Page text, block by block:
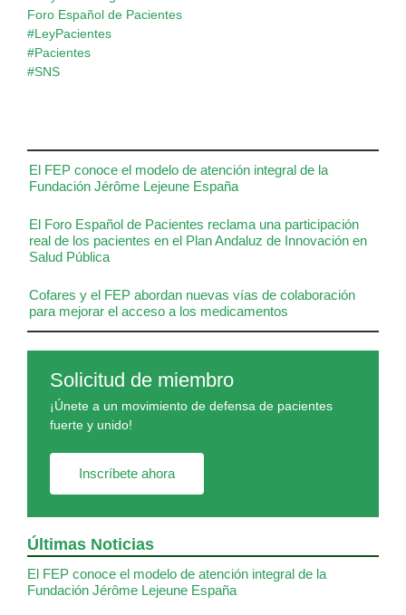
El FEP conoce el modelo de atención integral de la
Fundación Jérôme Lejeune España
El Foro Español de Pacientes reclama una participación
real de los pacientes en el Plan Andaluz de Innovación en
Salud Pública
Cofares y el FEP abordan nuevas vías de colaboración
para mejorar el acceso a los medicamentos
Solicitud de miembro
¡Únete a un movimiento de defensa de pacientes
fuerte y unido!
Inscríbete ahora
Últimas Noticias
El FEP conoce el modelo de atención integral de la
Fundación Jérôme Lejeune España
Foro Español de Pacientes
#LeyPacientes
#Pacientes
#SNS